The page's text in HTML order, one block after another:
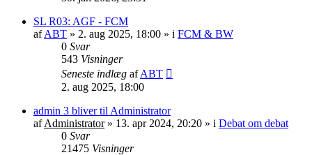
SL R03: AGF - FCM
afABT » 2. aug 2025, 18:00 » i FCM & BW
0 Svar
543 Visninger
Seneste indlæg afABT
2. aug 2025, 18:00
admin 3 bliver til Administrator
afAdministrator» 13. apr 2024, 20:20 » i Debat om debat
0 Svar
21475 Visninger